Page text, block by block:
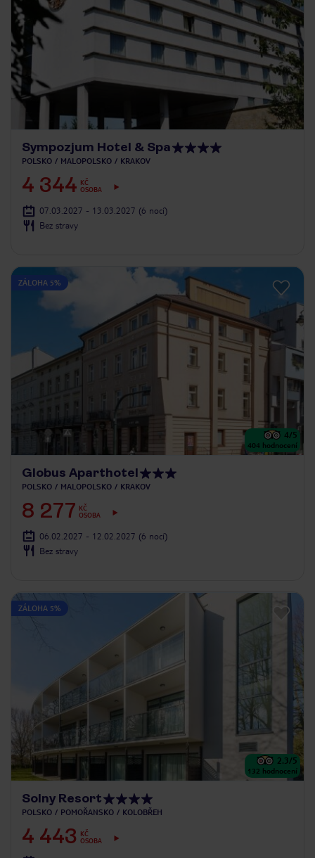
Sympozjum Hotel & Spa
POLSKO MALOPOLSKO KRAKOV
4 344 KČ
OSOBA
07.03.2027 - 13.03.2027 (6 nocí)
Bez stravy
ZÁLOHA 5%
4/5
404 hodnocení
Globus Aparthotel
POLSKO MALOPOLSKO KRAKOV
8 277 KČ
OSOBA
06.02.2027 - 12.02.2027 (6 nocí)
Bez stravy
ZÁLOHA 5%
2.3/5
132 hodnocení
Solny Resort
POLSKO POMOŘANSKO KOLOBŘEH
4 443
KČ
OSOBA